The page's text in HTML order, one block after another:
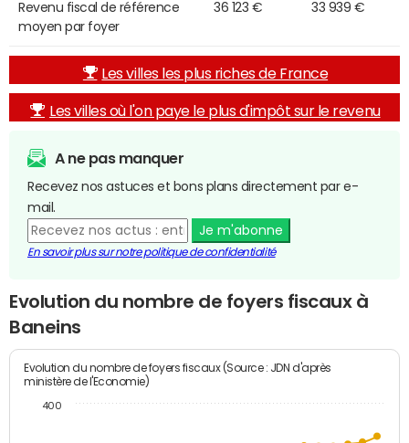
Revenu fiscal de référence
moyen par foyer
36 123 € 33 939 €
Les villes les plus riches de France
Les villes où l'on paye le plus d'impôt sur le revenu
A ne pas manquer
Recevez nos astuces et bons plans directement par e-
mail.
Je m'abonne
En savoir plus sur notre politique de confidentialité
Evolution du nombre de foyers fiscaux à
Baneins
Evolution du nombre de foyers fiscaux (Source : JDN d'après
ministère de l'Economie)
400